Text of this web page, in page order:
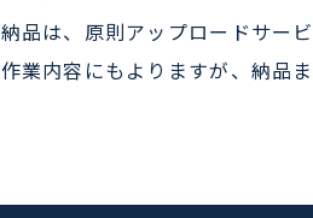
納品は、原則アップロードサー
作業内容にもよりますが、納品